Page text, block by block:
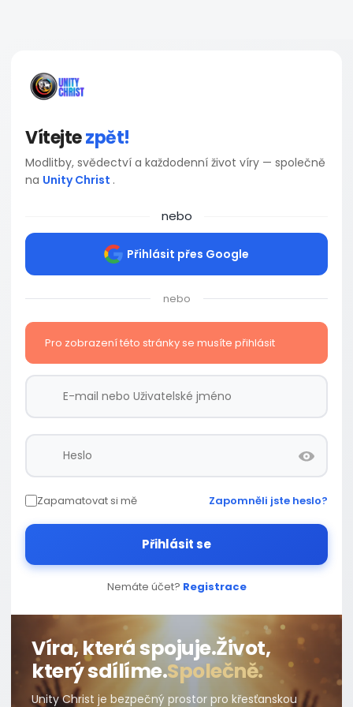
Vítejtezpět!
Modlitby, svědectví a každodenní život víry — společně
na Unity Christ .
nebo
Přihlásit přes Google
nebo
Pro zobrazení této stránky se musíte přihlásit
Zapamatovat si mě Zapomněli jste heslo?
Přihlásit se
Nemáte účet? Registrace
Víra, která spojuje.Život,
který sdílíme.Společně.
Unity Christ je bezpečný prostor pro křesťanskou